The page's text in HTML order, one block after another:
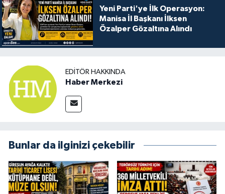
Yeni Parti'ye İlk Operasyon:
Manisa İl Başkanı İlksen
Özalper Gözaltına Alındı
EDITÖR HAKKINDA
Haber Merkezi
Bunlar da ilginizi çekebilir